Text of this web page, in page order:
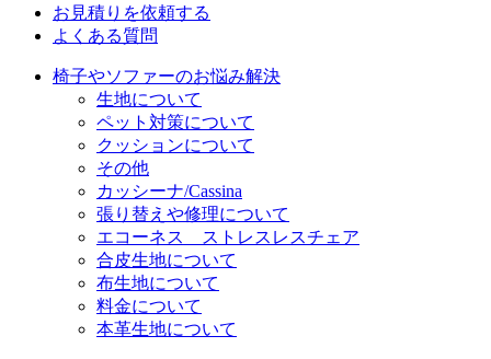
お見積りを依頼する
よくある質問
椅子やソファーのお悩み解決
生地について
ペット対策について
クッションについて
その他
カッシーナ/Cassina
張り替えや修理について
エコーネス ストレスレスチェア
合皮生地について
布生地について
料金について
本革生地について